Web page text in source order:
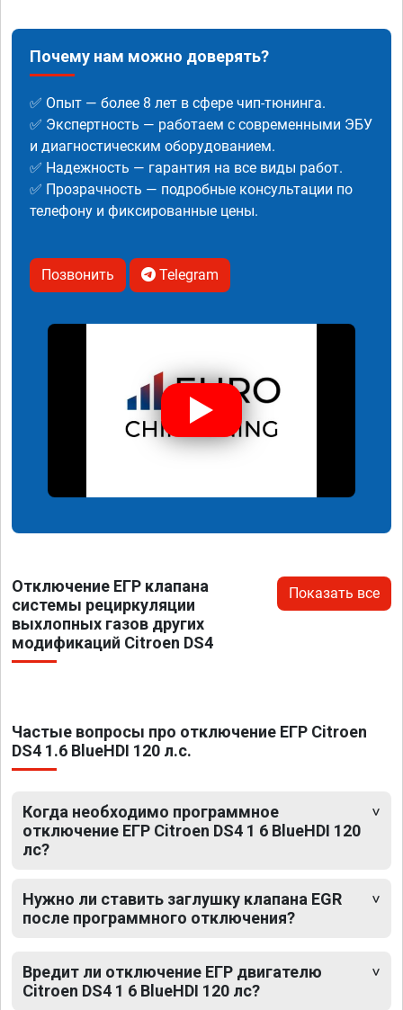
Почему нам можно доверять?
✅ Опыт — более 8 лет в сфере чип-тюнинга.
✅ Экспертность — работаем с современными ЭБУ
и диагностическим оборудованием.
✅ Надежность — гарантия на все виды работ.
✅ Прозрачность — подробные консультации по
телефону и фиксированные цены.
Позвонить Telegram
Отключение ЕГР клапана
системы рециркуляции
выхлопных газов других
модификаций Citroen DS4
Показать все
Частые вопросы про отключение ЕГР Citroen
DS4 1.6 BlueHDI 120 л.с.
Когда необходимо программное
отключение ЕГР Citroen DS4 1 6 BlueHDI 120
лс?
Нужно ли ставить заглушку клапана EGR
после программного отключения?
Вредит ли отключение ЕГР двигателю
Citroen DS4 1 6 BlueHDI 120 лс?